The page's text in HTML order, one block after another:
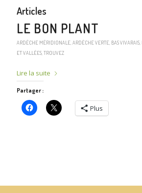
Articles
LE BON PLANT
ARDÈCHE MÉRIDIONALE, ARDÈCHE VERTE, BAS VIVARAIS,
ET VALLÉES, TROUVEZ
Lire la suite
Partager :
Plus